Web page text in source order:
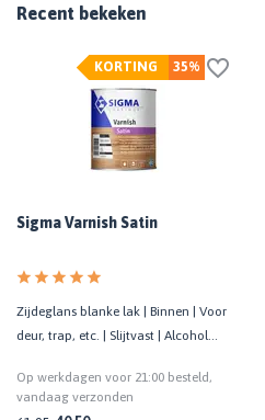
Recent bekeken
35%
KORTING
Sigma Varnish Satin
Zijdeglans blanke lak | Binnen | Voor
deur, trap, etc. | Slijtvast | Alcohol
Op werkdagen voor 21:00 besteld,
vandaag verzonden